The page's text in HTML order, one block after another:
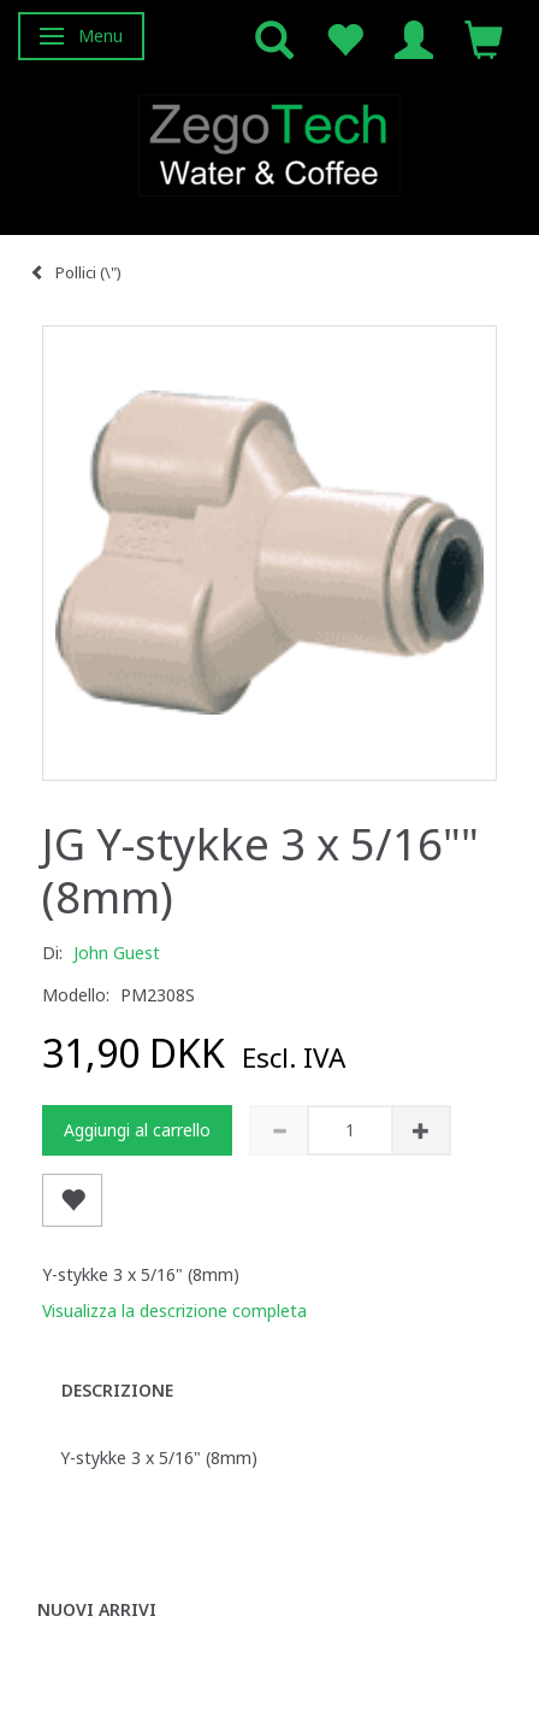
Attiva/disattiva navigazione
Menu
Pollici (\")
JG Y-stykke 3 x 5/16""
(8mm)
Di: John Guest
Modello: PM2308S
31,90 DKK Escl. IVA
Aggiungi al carrello
Y-stykke 3 x 5/16" (8mm)
Visualizza la descrizione completa
DESCRIZIONE
Y-stykke 3 x 5/16" (8mm)
NUOVI ARRIVI